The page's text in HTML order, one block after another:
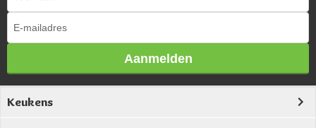
Aanmelden
Keukens